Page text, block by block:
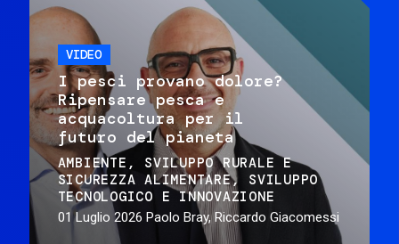
VIDEO
I pesci provano dolore?
Ripensare pesca e
acquacoltura per il
futuro del pianeta
AMBIENTE
SVILUPPO RURALE E
SICUREZZA ALIMENTARE
SVILUPPO
TECNOLOGICO E INNOVAZIONE
01 Luglio 2026 Paolo Bray, Riccardo Giacomessi